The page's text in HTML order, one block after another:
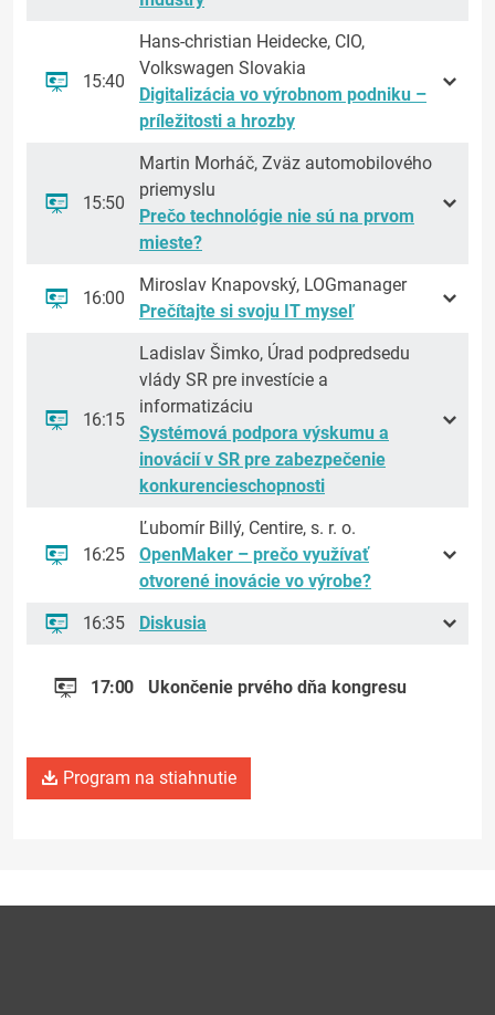
15:40
Hans-christian Heidecke, CIO,
Volkswagen Slovakia
Digitalizácia vo výrobnom podniku –
príležitosti a hrozby
15:50
Martin Morháč, Zväz automobilového
priemyslu
Prečo technológie nie sú na prvom
mieste?
16:00
Miroslav Knapovský, LOGmanager
Prečítajte si svoju IT myseľ
16:15
Ladislav Šimko, Úrad podpredsedu
vlády SR pre investície a
informatizáciu
Systémová podpora výskumu a
inovácií v SR pre zabezpečenie
konkurencieschopnosti
16:25
Ľubomír Billý, Centire, s. r. o.
OpenMaker – prečo využívať
otvorené inovácie vo výrobe?
16:35
Diskusia
17:00 Ukončenie prvého dňa kongresu
Program na stiahnutie